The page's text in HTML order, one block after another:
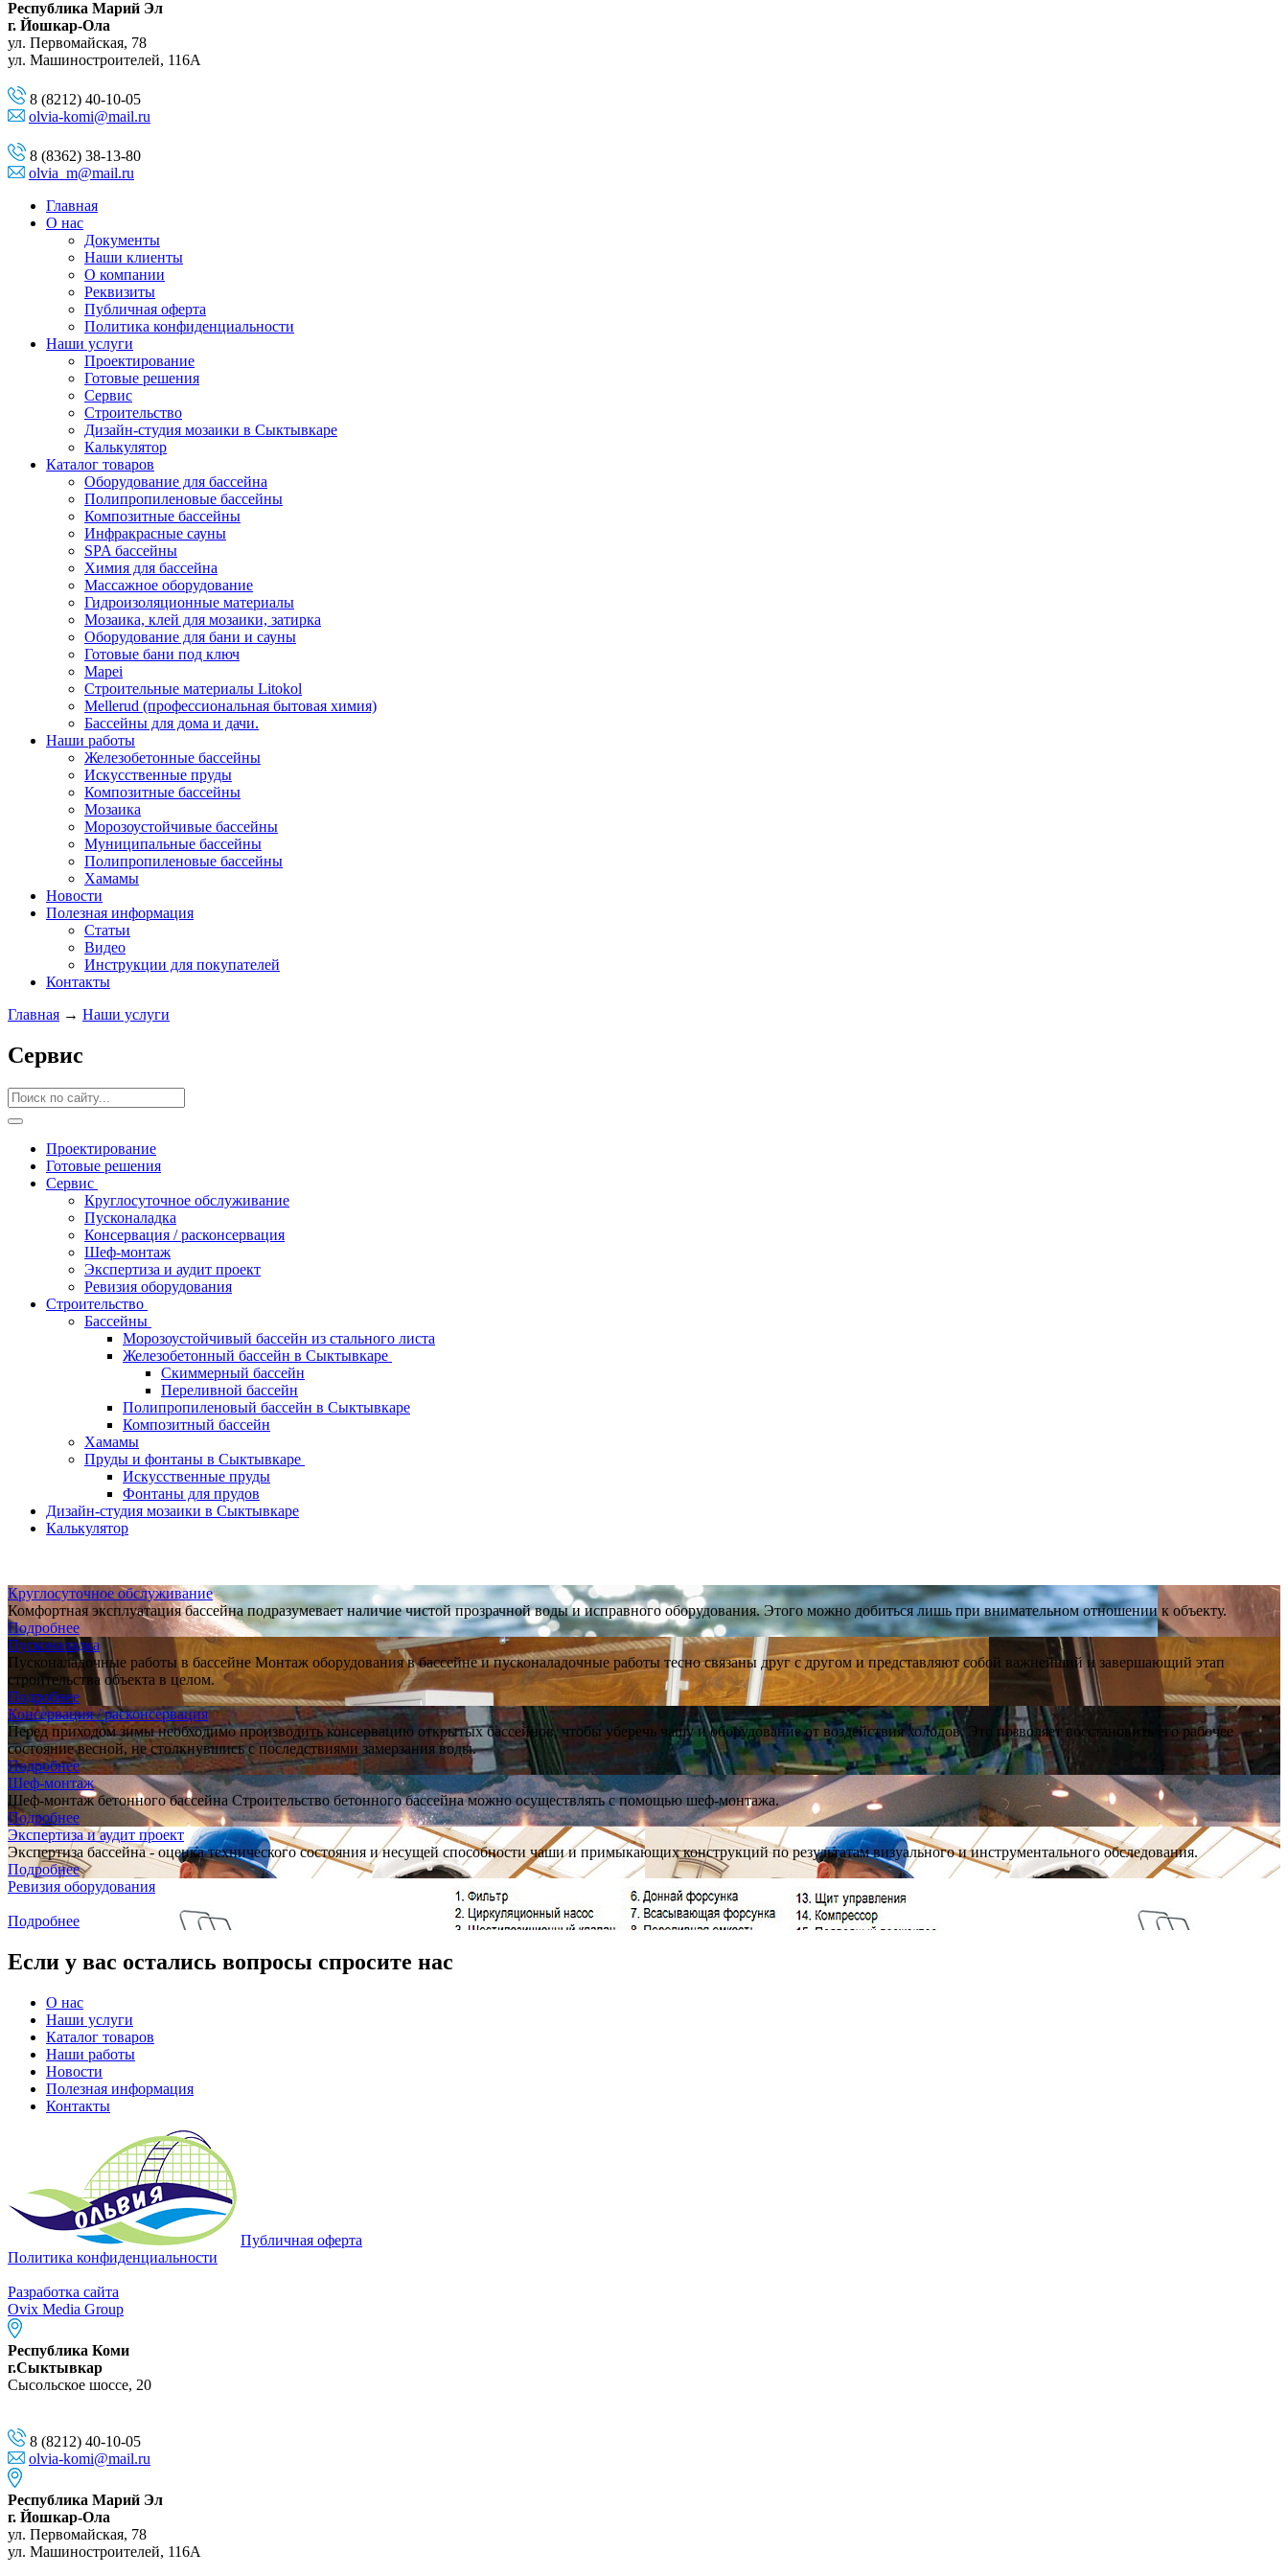
Республика Марий Эл
г. Йошкар-Ола
ул. Первомайская, 78
ул. Машиностроителей, 116A
8 (8212) 40-10-05
olvia-komi@mail.ru
8 (8362) 38-13-80
olvia_m@mail.ru
Главная
О нас
Документы
Наши клиенты
О компании
Реквизиты
Публичная оферта
Политика конфиденциальности
Наши услуги
Проектирование
Готовые решения
Сервис
Строительство
Дизайн-студия мозаики в Сыктывкаре
Калькулятор
Каталог товаров
Оборудование для бассейна
Полипропиленовые бассейны
Композитные бассейны
Инфракрасные сауны
SPA бассейны
Химия для бассейна
Массажное оборудование
Гидроизоляционные материалы
Мозаика, клей для мозаики, затирка
Оборудование для бани и сауны
Готовые бани под ключ
Mapei
Строительные материалы Litokol
Mellerud (профессиональная бытовая химия)
Бассейны для дома и дачи.
Наши работы
Железобетонные бассейны
Искусственные пруды
Композитные бассейны
Мозаика
Морозоустойчивые бассейны
Муниципальные бассейны
Полипропиленовые бассейны
Хамамы
Новости
Полезная информация
Статьи
Видео
Инструкции для покупателей
Контакты
Главная → Наши услуги
Сервис
Проектирование
Готовые решения
Сервис
Круглосуточное обслуживание
Пусконаладка
Консервация / расконсервация
Шеф-монтаж
Экспертиза и аудит проект
Ревизия оборудования
Строительство
Бассейны
Морозоустойчивый бассейн из стального листа
Железобетонный бассейн в Сыктывкаре
Скиммерный бассейн
Переливной бассейн
Полипропиленовый бассейн в Сыктывкаре
Композитный бассейн
Хамамы
Пруды и фонтаны в Сыктывкаре
Искусственные пруды
Фонтаны для прудов
Дизайн-студия мозаики в Сыктывкаре
Калькулятор
Круглосуточное обслуживание
Комфортная эксплуатация бассейна подразумевает наличие чистой прозрачной воды и исправного оборудования. Этого можно добиться лишь при внимательном отношении к объекту.
Подробнее
Пусконаладка
Пусконаладочные работы в бассейне Монтаж оборудования в бассейне и пусконаладочные работы тесно связаны друг с другом и представляют собой важнейший и завершающий этап
строительства объекта в целом.
Подробнее
Консервация / расконсервация
Перед приходом зимы необходимо производить консервацию открытых бассейнов, чтобы уберечь чашу и оборудование от воздействия холодов. Это позволяет восстановить его рабочее
состояние весной, не столкнувшись с последствиями замерзания воды.
Подробнее
Шеф-монтаж
Шеф-монтаж бетонного бассейна Строительство бетонного бассейна можно осуществлять с помощью шеф-монтажа.
Подробнее
Экспертиза и аудит проект
Экспертиза бассейна - оценка технического состояния и несущей способности чаши и примыкающих конструкций по результатам визуального и инструментального обследования.
Подробнее
Ревизия оборудования
Подробнее
Если у вас остались вопросы спросите нас
О нас
Наши услуги
Каталог товаров
Наши работы
Новости
Полезная информация
Контакты
Публичная оферта
Политика конфиденциальности
Разработка сайта
Ovix Media Group
Республика Коми
г.Сыктывкар
Сысольское шоссе, 20
8 (8212) 40-10-05
olvia-komi@mail.ru
Республика Марий Эл
г. Йошкар-Ола
ул. Первомайская, 78
ул. Машиностроителей, 116A